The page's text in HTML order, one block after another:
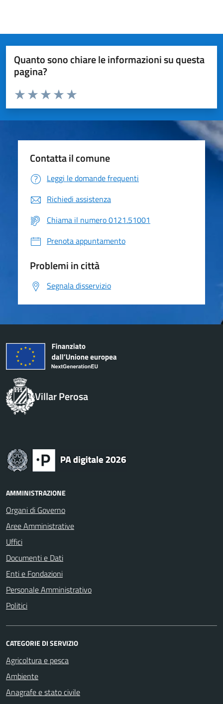
Quanto sono chiare le informazioni su questa
pagina?
Valuta da 1 a 5 stelle la pagina
Valuta 5 stelle su 5
Valuta 4 stelle su 5
Valuta 3 stelle su 5
Valuta 2 stelle su 5
Valuta 1 stelle su 5
Contatta il comune
Leggi le domande frequenti
Richiedi assistenza
Chiama il numero 0121.51001
Prenota appuntamento
Problemi in città
Segnala disservizio
Villar Perosa
AMMINISTRAZIONE
Organi di Governo
Aree Amministrative
Uffici
Documenti e Dati
Enti e Fondazioni
Personale Amministrativo
Politici
CATEGORIE DI SERVIZIO
Agricoltura e pesca
Ambiente
Anagrafe e stato civile